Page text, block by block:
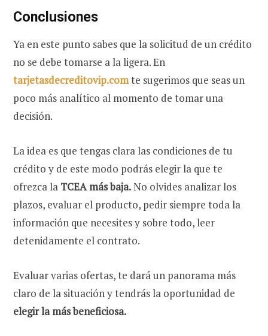
Conclusiones
Ya en este punto sabes que la solicitud de un crédito
no se debe tomarse a la ligera. En
tarjetasdecreditovip.comte sugerimos que seas un
poco más analítico al momento de tomar una
decisión.
La idea es que tengas clara las condiciones de tu
crédito y de este modo podrás elegir la que te
ofrezca la TCEA más baja.No olvides analizar los
plazos, evaluar el producto, pedir siempre toda la
información que necesites y sobre todo, leer
detenidamente el contrato.
Evaluar varias ofertas, te dará un panorama más
claro de la situación y tendrás la oportunidad de
elegir la más beneficiosa.